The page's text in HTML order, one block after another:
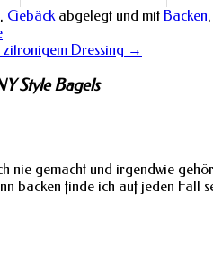
, Gebäckabgelegt und mit Backen,
Dressing →
Style Bagels
nie gemacht und irgendwie
backen finde ich auf jeden Fall